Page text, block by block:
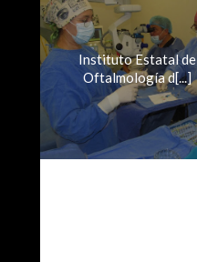
Instituto Estatal de
Oftalmología d[...]